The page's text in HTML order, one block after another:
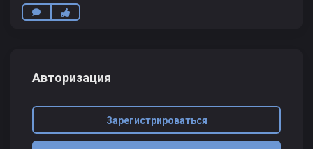
Авторизация
Зарегистрироваться